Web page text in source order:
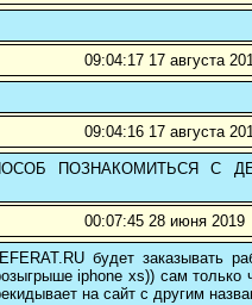
09:04:17 17 августа
09:04:16 17 августа
ПОЗНАКОМИТЬСЯ С
00:07:45 28 июня 2019
будет заказывать
iphone xs)) сам
на сайт с другим